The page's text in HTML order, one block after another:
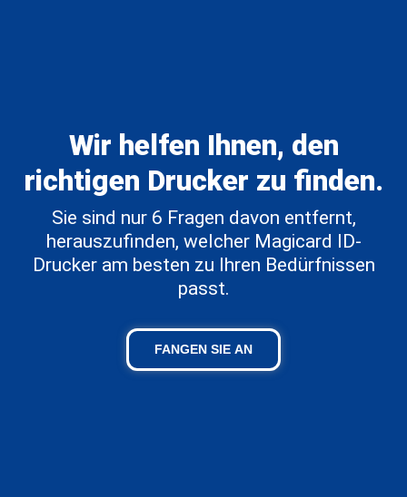
Wir helfen Ihnen, den
richtigen Drucker zu finden.
Sie sind nur 6 Fragen davon entfernt,
herauszufinden, welcher Magicard ID-
Drucker am besten zu Ihren Bedürfnissen
passt.
FANGEN SIE AN